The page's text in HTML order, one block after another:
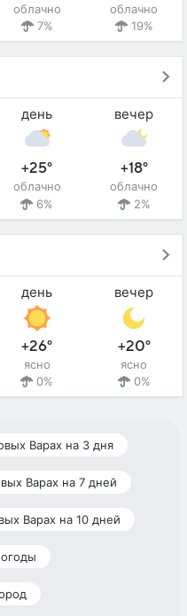
облачно
7%
облачно
19%
день
+25°
облачно
6%
вечер
+18°
облачно
2%
день
+26°
ясно
0%
вечер
+20°
ясно
0%
Варах на 3 дня
Варах на 7 дней
Варах на 10 дней